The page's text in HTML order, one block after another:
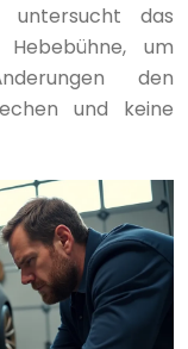
untersucht das
um
den
und keine